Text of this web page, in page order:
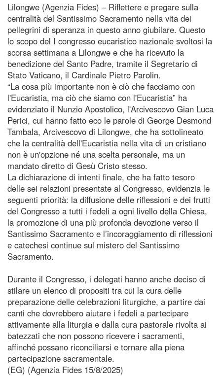
Lilongwe (Agenzia Fides) – Riflettere e pregare sulla
centralità del Santissimo Sacramento nella vita dei
pellegrini di speranza in questo anno giubilare. Questo
lo scopo del I congresso eucaristico nazionale svoltosi la
scorsa settimana a Lilongwe e che ha ricevuto la
benedizione del Santo Padre, tramite il Segretario di
Stato Vaticano, il Cardinale Pietro Parolin.
“La cosa più importante non è ciò che facciamo con
l'Eucaristia, ma ciò che siamo con l'Eucaristia” ha
evidenziato il Nunzio Apostolico, l'Arcivescovo Gian Luca
Perici, cui hanno fatto eco le parole di George Desmond
Tambala, Arcivescovo di Lilongwe, che ha sottolineato
che la centralità dell'Eucaristia nella vita di un cristiano
non è un'opzione né una scelta personale, ma un
mandato diretto di Gesù Cristo stesso.
La dichiarazione di intenti finale, che ha fatto tesoro
delle sei relazioni presentate al Congresso, evidenzia le
seguenti priorità: la diffusione delle riflessioni e dei frutti
del Congresso a tutti i fedeli a ogni livello della Chiesa,
la promozione di una più profonda devozione verso il
Santissimo Sacramento e l’incoraggiamento di riflessioni
e catechesi continue sul mistero del Santissimo
Sacramento.
Durante il Congresso, i delegati hanno anche deciso di
stilare un elenco di propositi tra cui la cura delle
preparazione delle celebrazioni liturgiche, a partire dai
canti che dovrebbero aiutare i fedeli a partecipare
attivamente alla liturgia e dalla cura pastorale rivolta ai
batezzati che non possono ricevere i sacramenti,
affinché possano riconciliarsi e tornare alla piena
partecipazione sacramentale.
(EG) (Agenzia Fides 15/8/2025)